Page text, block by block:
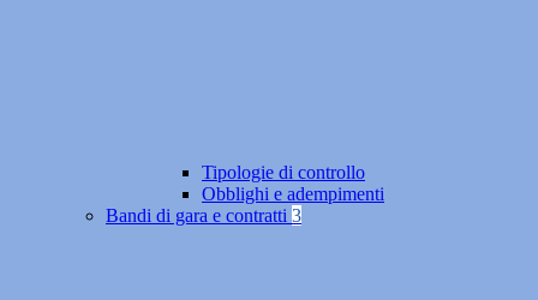
Tipologie di controllo
Obblighi e adempimenti
Bandi di gara e contratti 3